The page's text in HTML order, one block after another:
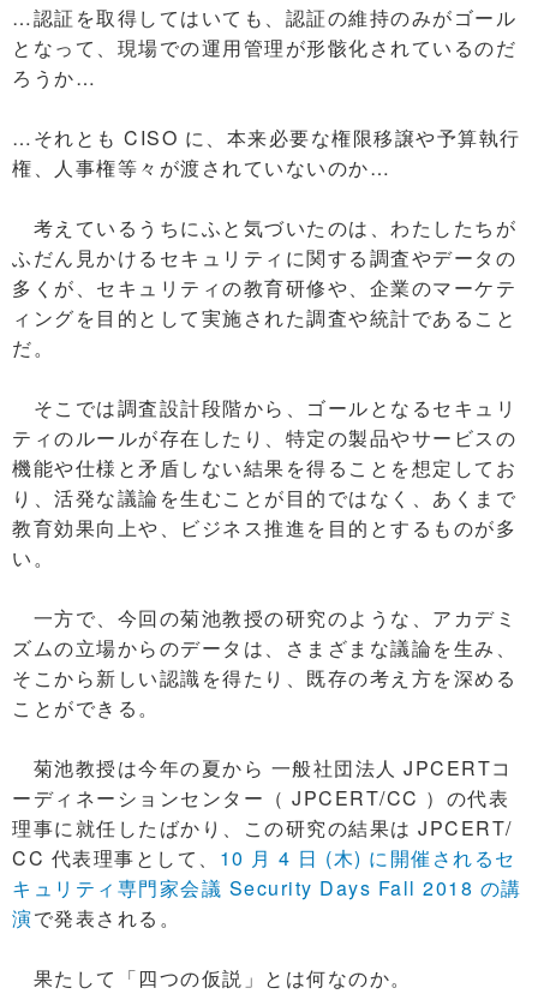
…認証を取得してはいても、認証の維持のみがゴール
となって、現場での運用管理が形骸化されているのだ
ろうか…
…それとも CISO に、本来必要な権限移譲や予算執行
権、人事権等々が渡されていないのか…
考えているうちにふと気づいたのは、わたしたちが
ふだん見かけるセキュリティに関する調査やデータの
多くが、セキュリティの教育研修や、企業のマーケテ
ィングを目的として実施された調査や統計であること
だ。
そこでは調査設計段階から、ゴールとなるセキュリ
ティのルールが存在したり、特定の製品やサービスの
機能や仕様と矛盾しない結果を得ることを想定してお
り、活発な議論を生むことが目的ではなく、あくまで
教育効果向上や、ビジネス推進を目的とするものが多
い。
一方で、今回の菊池教授の研究のような、アカデミ
ズムの立場からのデータは、さまざまな議論を生み、
そこから新しい認識を得たり、既存の考え方を深める
ことができる。
菊池教授は今年の夏から 一般社団法人 JPCERTコ
ーディネーションセンター（ JPCERT/CC ）の代表
理事に就任したばかり、この研究の結果は JPCERT/
CC 代表理事として、 10 月 4 日 (木) に開催されるセ
キュリティ専門家会議 Security Days Fall 2018 の講
演で発表される。
果たして「四つの仮説」とは何なのか。